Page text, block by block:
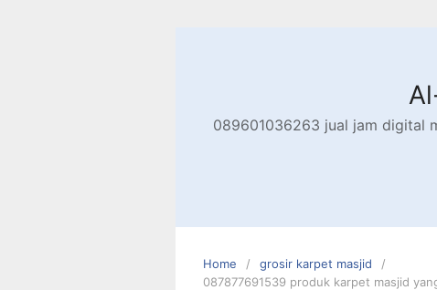
089601036263 jual jam digital
Home
grosir karpet masjid
087877691539 produk karpet masjid